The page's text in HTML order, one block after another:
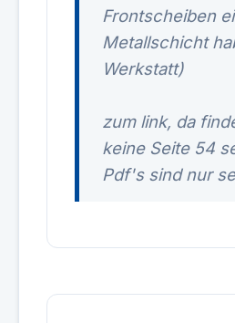
Frontscheiben
Metallschicht
Werkstatt)
zum link, da
keine Seite 54
Pdf's sind nur